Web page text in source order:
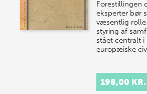
Forestillingen
eksperter bør
væsentlig
styring af
stået centralt i
europæiske
198,00 KR.